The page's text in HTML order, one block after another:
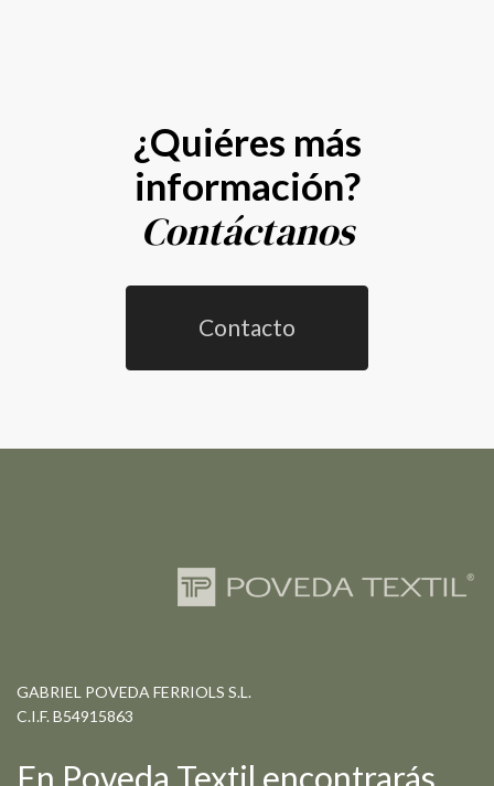
¿Quiéres más
información?
Contáctanos
Contacto
GABRIEL POVEDA FERRIOLS S.L.
C.I.F. B54915863
En Poveda Textil encontrarás